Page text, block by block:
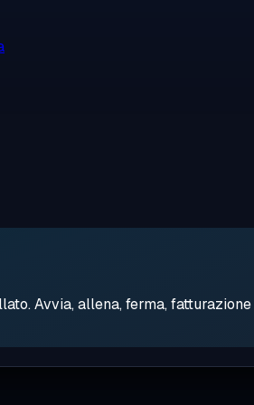
Avvia, allena, ferma, fatturazione